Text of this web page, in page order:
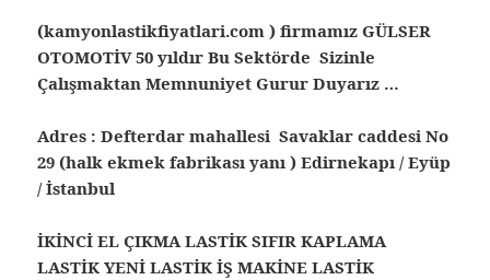
(kamyonlastikfiyatlari.com ) firmamız GÜLSER
OTOMOTİV 50 yıldır Bu Sektörde Sizinle
Çalışmaktan Memnuniyet Gurur Duyarız …
Adres : Defterdar mahallesi Savaklar caddesi No
29 (halk ekmek fabrikası yanı ) Edirnekapı / Eyüp
/ İstanbul
İKİNCİ EL ÇIKMA LASTİK SIFIR KAPLAMA
LASTİK YENİ LASTİK İŞ MAKİNE LASTİK